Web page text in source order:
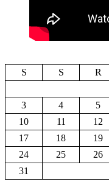
S
S R
3
4 5
10
11 12
17
18 19
24
25 26
31